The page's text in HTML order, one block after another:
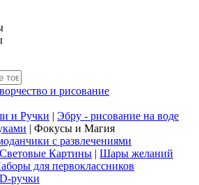
и рисование
и Ручки | Эбру - рисование на воде
| Фокусы и Магия
с развлечениями
Световые Картины | Шары желаний
для первоклассников
ручки